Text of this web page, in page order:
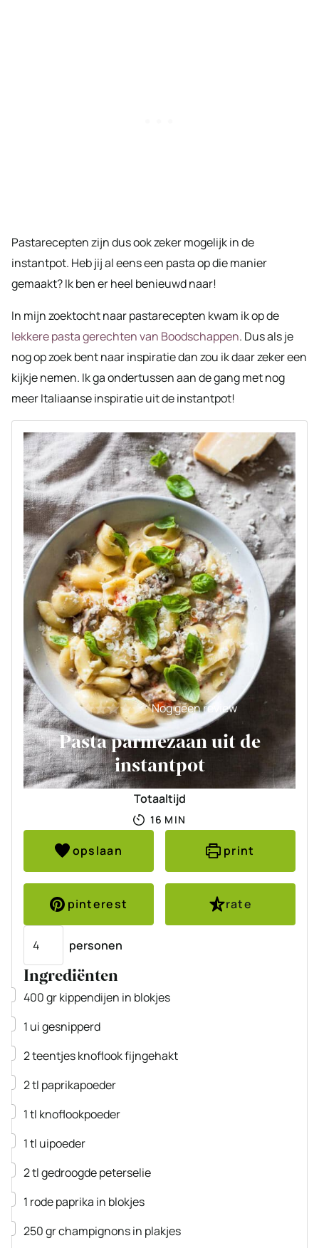
Pastarecepten zijn dus ook zeker mogelijk in de
instantpot. Heb jij al eens een pasta op die manier
gemaakt? Ik ben er heel benieuwd naar!
In mijn zoektocht naar pastarecepten kwam ik op de
lekkere pasta gerechten van Boodschappen. Dus als je
nog op zoek bent naar inspiratie dan zou ik daar zeker een
kijkje nemen. Ik ga ondertussen aan de gang met nog
meer Italiaanse inspiratie uit de instantpot!
Nog geen review
Pasta parmezaan uit de
instantpot
Totaaltijd
16 MINUTEN
MIN
opslaan print
pinterest
rate
personen
Ingrediënten
▢
400grkippendijen in blokjes
▢
1 uigesnipperd
▢
2teentjesknoflookfijngehakt
▢
2tl paprikapoeder
▢
1tl knoflookpoeder
▢
1tl uipoeder
▢
2tlgedroogde peterselie
▢
1 rode paprika in blokjes
▢
250grchampignonsin plakjes